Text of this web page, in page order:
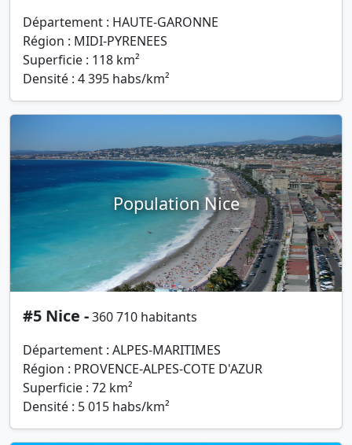
Département : HAUTE-GARONNE
Région : MIDI-PYRENEES
Superficie : 118 km²
Densité : 4 395 habs/km²
Population Nice
#5 Nice -360 710 habitants
Département : ALPES-MARITIMES
Région : PROVENCE-ALPES-COTE D'AZUR
Superficie : 72 km²
Densité : 5 015 habs/km²